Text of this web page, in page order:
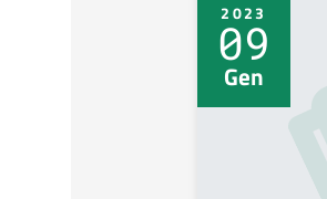
2023
09
Gen